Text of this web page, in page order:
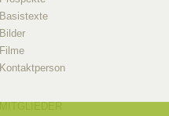
Basistexte
Bilder
Filme
Kontaktperson